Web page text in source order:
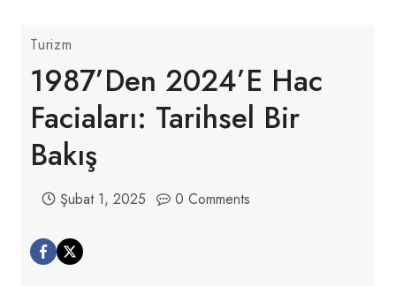
Turizm
1987’den 2024’e Hac
Faciaları: Tarihsel Bir
Bakış
Şubat 1, 2025 0 Comments